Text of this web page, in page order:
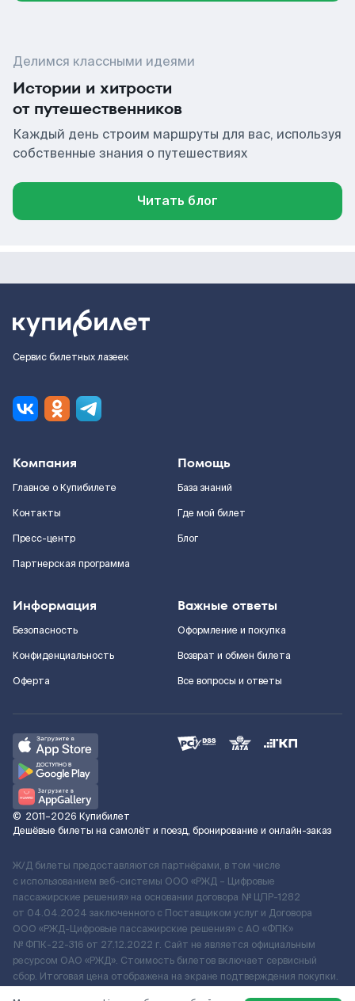
Делимся классными идеями
Истории и хитрости
от путешественников
Каждый день строим маршруты для вас, используя
собственные знания о путешествиях
Читать блог
Сервис билетных лазеек
Компания
Главное о Купибилете
Контакты
Пресс-центр
Партнерская программа
Помощь
База знаний
Где мой билет
Блог
Информация
Безопасность
Конфиденциальность
Оферта
Важные ответы
Оформление и покупка
Возврат и обмен билета
Все вопросы и ответы
© 2011–2026 Купибилет
Дешёвые билеты на самолёт и поезд, бронирование и онлайн-заказ
Ж/Д билеты предоставляются партнёрами, в том числе
с использованием веб-системы ООО «РЖД – Цифровые
пассажирские решения» на основании договора № ЦПР-1282
от 04.04.2024 заключенного с Поставщиком услуг и Договора
ООО «РЖД-Цифровые пассажирские решения» c АО «ФПК»
№ ФПК-22-316 от 27.12.2022 г. Сайт не является официальным
ресурсом ОАО «РЖД». Стоимость билетов включает сервисный
сбор. Итоговая цена отображена на экране подтверждения покупки.